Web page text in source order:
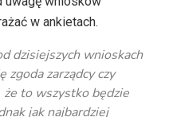
w ankietach.
dzisiejszych wnioskach
zgoda zarządcy czy
to wszystko będzie
jak najbardziej